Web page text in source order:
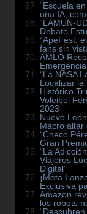
“Escuela
una IA,
“LAMUN-
Debate
“ApeFest,
fans sin
AMLO
“La NASA
Localizar la
Histórico
Voleibol
2023
Nuevo
Macro altar
“Checo
Gran
“La
Viajeros
Digital”
¡Meta
Exclusiva
Amazon
los robots